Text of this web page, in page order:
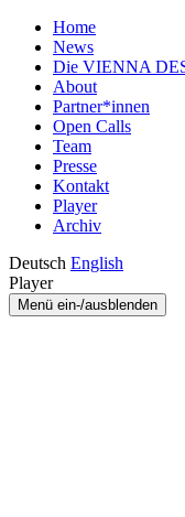
Home
News
Die VIENNA
About
Partner*innen
Open Calls
Team
Presse
Kontakt
Player
Archiv
Deutsch English
Player
Menü ein-/ausblenden